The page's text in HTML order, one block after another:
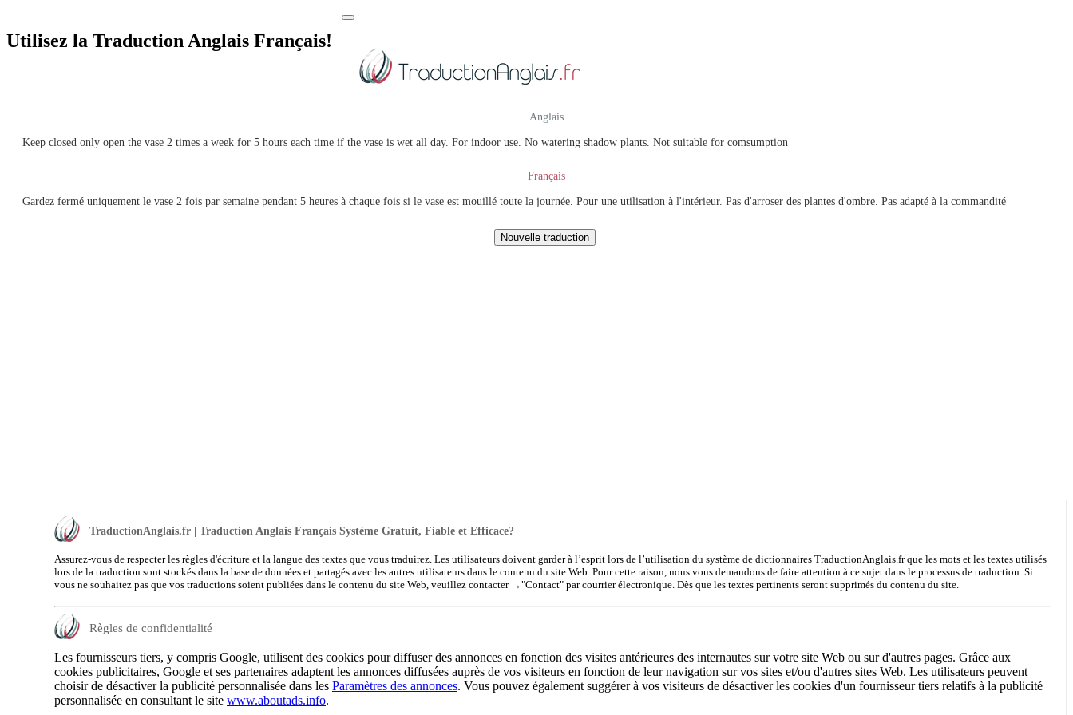
Utilisez la Traduction Anglais Français!
Anglais
Keep closed only open the vase 2 times a week for 5 hours each time if the vase is wet all day. For indoor use. No watering shadow plants. Not suitable for comsumption
Français
Gardez fermé uniquement le vase 2 fois par semaine pendant 5 heures à chaque fois si le vase est mouillé toute la journée. Pour une utilisation à l'intérieur. Pas d'arroser des plantes d'ombre. Pas adapté à la commandité
TraductionAnglais.fr | Traduction Anglais Français Système Gratuit, Fiable et Efficace?
Assurez-vous de respecter les règles d'écriture et la langue des textes que vous traduirez. Les utilisateurs doivent garder à l’esprit lors de l’utilisation du système de dictionnaires TraductionAnglais.fr que les mots et les textes utilisés
lors de la traduction sont stockés dans la base de données et partagés avec les autres utilisateurs dans le contenu du site Web. Pour cette raison, nous vous demandons de faire attention à ce sujet dans le processus de traduction. Si
vous ne souhaitez pas que vos traductions soient publiées dans le contenu du site Web, veuillez contacter →"Contact" par courrier électronique. Dès que les textes pertinents seront supprimés du contenu du site.
Règles de confidentialité
Les fournisseurs tiers, y compris Google, utilisent des cookies pour diffuser des annonces en fonction des visites antérieures des internautes sur votre site Web ou sur d'autres pages. Grâce aux
cookies publicitaires, Google et ses partenaires adaptent les annonces diffusées auprès de vos visiteurs en fonction de leur navigation sur vos sites et/ou d'autres sites Web. Les utilisateurs peuvent
choisir de désactiver la publicité personnalisée dans les Paramètres des annonces. Vous pouvez également suggérer à vos visiteurs de désactiver les cookies d'un fournisseur tiers relatifs à la publicité
personnalisée en consultant le site www.aboutads.info.